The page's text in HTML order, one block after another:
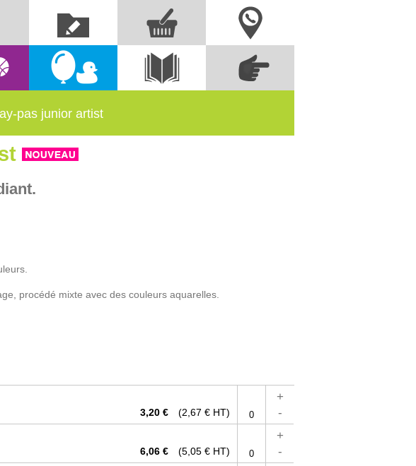
Créer un
compte
Nous contacter
Commandez
directement à partir
des références
Kermesses
et fêtes
Voir le
catalogue
pas junior artist
procédé mixte avec des couleurs aquarelles.
3,20 € (2,67 € HT)
+
-
6,06 € (5,05 € HT)
+
-